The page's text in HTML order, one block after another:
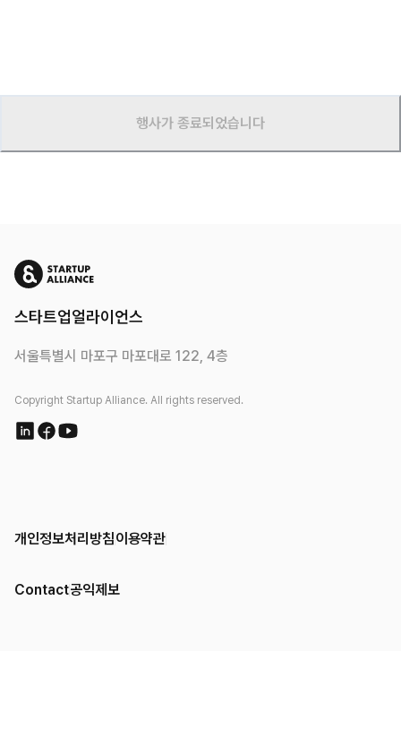
행사가 종료되었습니다
스타트업얼라이언스
서울특별시 마포구 마포대로 122, 4층
Copyright Startup Alliance. All rights reserved.
개인정보처리방침이용약관
Contact공익제보